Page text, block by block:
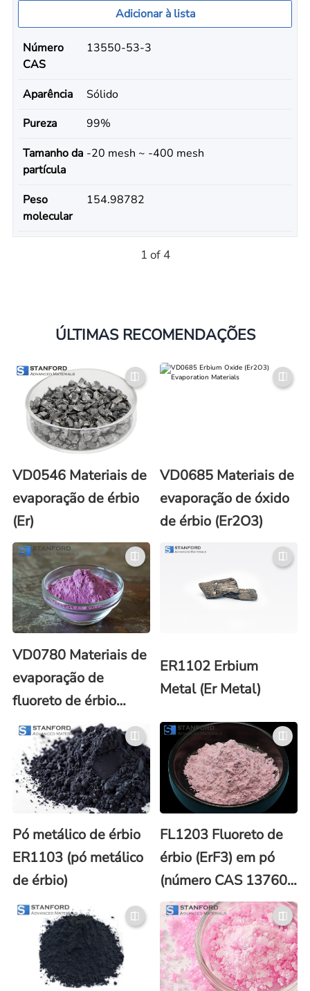
Adicionar à lista
Número
CAS
13550-53-3
Aparência
Sólido
Pureza
99%
Tamanho da
partícula
-20 mesh ~ -400 mesh
Peso
molecular
154.98782
1 of 4
ÚLTIMAS RECOMENDAÇÕES
VD0546 Materiais de
evaporação de érbio
(Er)
VD0685 Materiais de
evaporação de óxido
de érbio (Er2O3)
VD0780 Materiais de
evaporação de
fluoreto de érbio
(ErF3)
ER1102 Erbium
Metal (Er Metal)
Pó metálico de érbio
ER1103 (pó metálico
de érbio)
FL1203 Fluoreto de
érbio (ErF3) em pó
(número CAS 13760-
83-3)